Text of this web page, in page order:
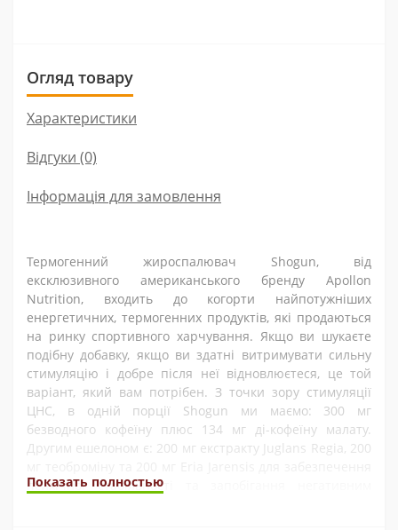
Огляд товару
Характеристики
Відгуки (0)
Інформація для замовлення
Термогенний жироспалювач Shogun, від
ексклюзивного американського бренду Apollon
Nutrition, входить до когорти найпотужніших
енергетичних, термогенних продуктів, які продаються
на ринку спортивного харчування. Якщо ви шукаєте
подібну добавку, якщо ви здатні витримувати сильну
стимуляцію і добре після неї відновлюєтеся, це той
варіант, який вам потрібен. З точки зору стимуляції
ЦНС, в одній порції Shogun ми маємо: 300 мг
безводного кофеїну плюс 134 мг ді-кофеїну малату.
Другим ешелоном є: 200 мг екстракту Juglans Regia, 200
психічної стабільності та запобігання негативним
Показать полностью